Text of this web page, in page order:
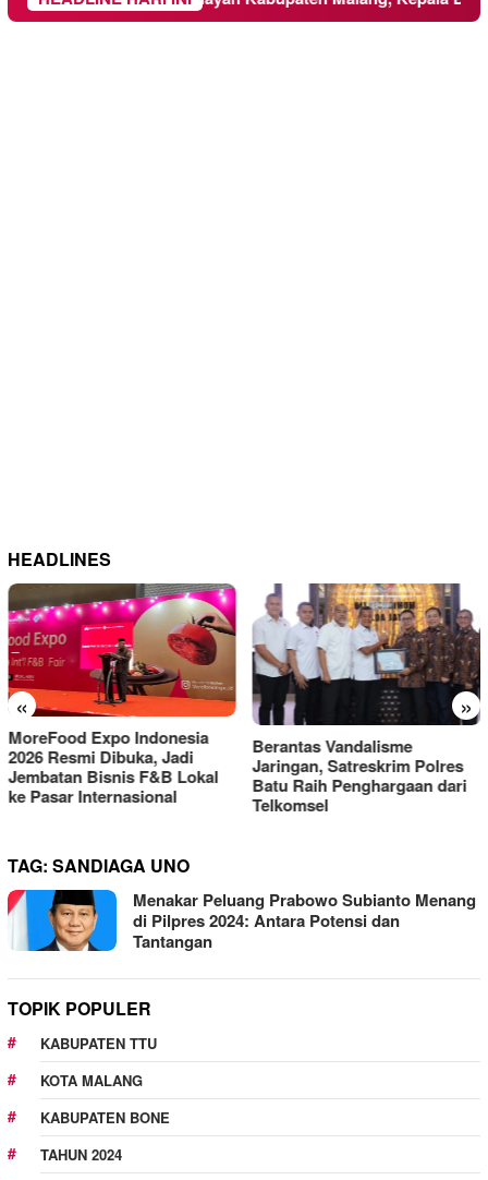
HEADLINES
« »
Berantas Vandalisme
Jaringan, Satreskrim Polres
Batu Raih Penghargaan dari
Telkomsel
RM OG Alami Kenaikan
Omset di Porprov IX Jatim
2025
TAG: SANDIAGA UNO
Menakar Peluang Prabowo Subianto Menang
di Pilpres 2024: Antara Potensi dan
Tantangan
TOPIK POPULER
KABUPATEN TTU
KOTA MALANG
KABUPATEN BONE
TAHUN 2024